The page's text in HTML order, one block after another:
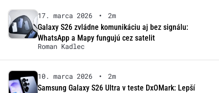
17. marca 2026 •
2m
Galaxy S26 zvládne komunikáciu aj bez signálu:
WhatsApp a Mapy fungujú cez satelit
Roman Kadlec
10. marca 2026 •
2m
Samsung Galaxy S26 Ultra v teste DxOMark: Lepší